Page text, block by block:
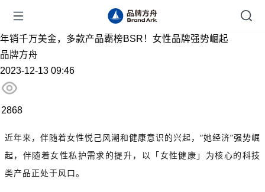
年销千万美金，多款产品霸榜BSR！女性品牌强势崛起
品牌方舟
2023-12-13 09:46
2868
近年来，伴随着女性悦己风潮和健康意识的兴起，“她经济”强势崛
起，伴随着女性私护需求的提升，以「女性健康」为核心的科技
类产品正处于风口。